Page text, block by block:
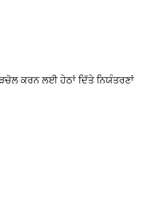
ਕਰਨ ਲਈ ਹੇਠਾਂ ਦਿੱਤੇ ਨਿਯੰਤਰਣਾਂ